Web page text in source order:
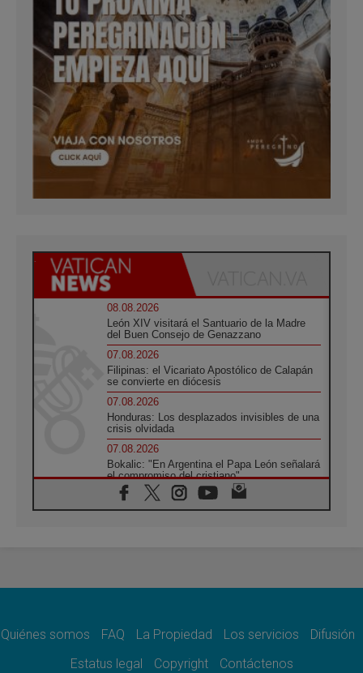
08.08.2026
León XIV visitará el Santuario de la Madre
del Buen Consejo de Genazzano
07.08.2026
Filipinas: el Vicariato Apostólico de Calapán
se convierte en diócesis
07.08.2026
Honduras: Los desplazados invisibles de una
crisis olvidada
07.08.2026
Bokalic: "En Argentina el Papa León señalará
el compromiso del cristiano"
07.08.2026
La matanza de niños en Gaza no cesa: 300
07.08.2026
Empathy»
Fortunatus Nwachukwu: la comunicación
Quiénes somos FAQ La Propiedad Los servicios
Difusión
Estatus legal
Copyright Contáctenos